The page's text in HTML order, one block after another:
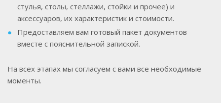
стулья, столы, стеллажи, стойки и прочее) и
аксессуаров, их характеристик и стоимости.
Предоставляем вам готовый пакет документов
вместе с пояснительной запиской.
На всех этапах мы согласуем с вами все необходимые
моменты.